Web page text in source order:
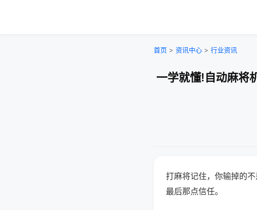
首页 > 资讯中心 > 行业资讯
一学就懂!自动麻将
打麻将记住，你输掉的
最后那点信任。